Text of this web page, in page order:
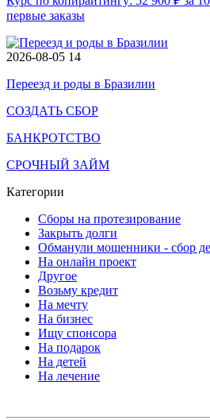
первые заказы
2026-08-05 14
Переезд и роды в Бразилии
СОЗДАТЬ СБОР
БАНКРОТСТВО
СРОЧНЫЙ ЗАЙМ
Категории
Сборы на протезирование
Закрыть долги
Обманули мошенники - сбор
На онлайн проект
Другое
Возьму кредит
На мечту
На бизнес
Ищу спонсора
На подарок
На детей
На лечение